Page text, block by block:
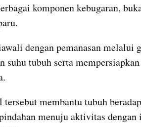
komponen kebugaran,
dengan pemanasan melalui
suhu tubuh serta
tersebut membantu tubuh
menuju aktivitas